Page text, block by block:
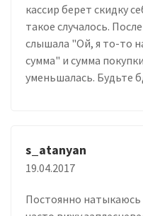
кассир берет скидку
такое случалось.
слышала "Ой, я то-то
сумма" и сумма
уменьшалась. Будьте
s_atanyan
19.04.2017
Постоянно